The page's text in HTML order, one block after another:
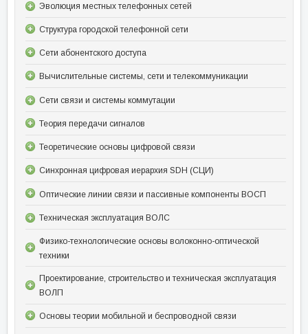
Эволюция местных телефонных сетей
Структура городской телефонной сети
Сети абонентского доступа
Вычислительные системы, сети и телекоммуникации
Сети связи и системы коммутации
Теория передачи сигналов
Теоретические основы цифровой связи
Синхронная цифровая иерархия SDH (СЦИ)
Оптические линии связи и пассивные компоненты ВОСП
Техническая эксплуатация ВОЛС
Физико-технологические основы волоконно-оптической
техники
Проектирование, строительство и техническая эксплуатация
ВОЛП
Основы теории мобильной и беспроводной связи